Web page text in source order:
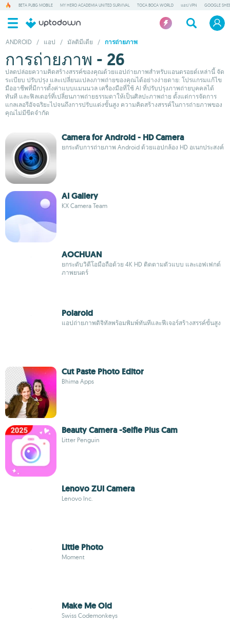
BETA PUBG MOBILE MY HERO ACADEMIA UNITED SURVIVAL TOCA BOCA WORLD แอป VPN GOOGLE
ANDROID / แอป / มัลติมีเดีย / การถ่ายภาพ
การถ่ายภาพ - 26
ปลดปล่อยความคิดสร้างสรรค์ของคุณด้วยแอปถ่ายภาพสำหรับแอนดรอยด์เหล่านี้ จัด
ระเบียบ ปรับปรุง และเปลี่ยนแปลงภาพถ่ายของคุณได้อย่างง่ายดาย: โปรแกรมแก้ไข
มืออาชีพที่มีการตั้งค่าแบบแมนนวล เครื่องมือที่ใช้ AI ที่ปรับปรุงภาพถ่ายบุคคลได้
ทันที และฟิลเตอร์ที่เปลี่ยนภาพถ่ายธรรมดาให้เป็นศิลปะภาพถ่าย ตั้งแต่การจัดการ
แกลเลอรีอัจฉริยะไปจนถึงการปรับแต่งขั้นสูง ความคิดสร้างสรรค์ในการถ่ายภาพของ
คุณไม่มีขีดจำกัด
Camera for Android - HD Camera
ยกระดับการถ่ายภาพ Android ด้วยแอปกล้อง HD อเนกประสงค์
AI Gallery
KX Camera Team
AOCHUAN
ยกระดับวิดีโอมือถือด้วย 4K HD ติดตามตัวแบบ และเอฟเฟกต์
ภาพยนตร์
Polaroid
แอปถ่ายภาพดิจิทัลพร้อมพิมพ์ทันทีและฟีเจอร์สร้างสรรค์ขั้นสูง
Cut Paste Photo Editor
Bhima Apps
Beauty Camera -Selfie Plus Cam
Litter Penguin
Lenovo ZUI Camera
Lenovo Inc.
Little Photo
Moment
Make Me Old
Swiss Codemonkeys